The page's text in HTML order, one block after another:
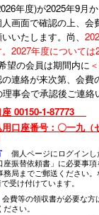
年度)が2025年9月
画面で確認の上、会
いたします。尚、
2027年度については
望の会員は期間内に
連絡が来次第、会費
事会で承認後ご連絡
00150-1-87773
口座番号：〇一九（
個人ページにログイン
振替依頼書」に必要事
務局までご郵送ください
受け付けています。
会費等の領収書が必要な
さい。